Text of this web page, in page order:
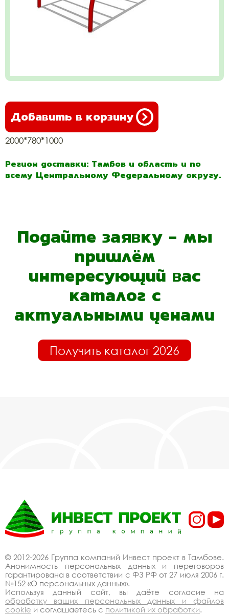
Добавить в корзину
2000*780*1000
Регион доставки: Тамбов и область и по
всему Центральному Федеральному округу.
Подайте заявку - мы
пришлём
интересующий вас
каталог с
актуальными ценами
Получить каталог 2026
© 2012-2026 Группа компаний Инвест проект в Тамбове.
Анонимность персональных данных и переговоров
гарантирована в соответствии с ФЗ РФ от 27 июля 2006 г.
№152 «О персональных данных».
Используя данный сайт, вы даёте согласие на
обработку ваших персональных данных и файлов
cookie и соглашаетесь с политикой их обработки.